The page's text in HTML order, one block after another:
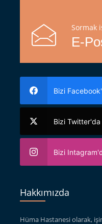
Sormak
E-
Bizi
Bizi
Bizi
Hakkımızda
Hüma Hastanesi olarak,